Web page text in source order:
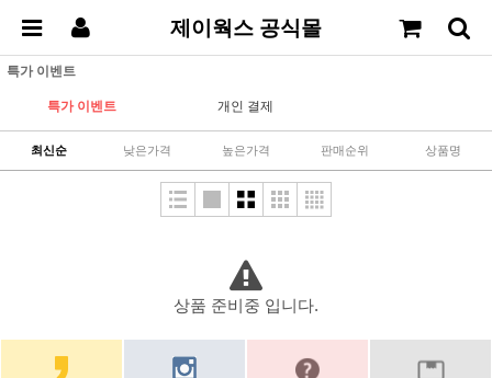
제이웍스 공식몰
특가 이벤트
특가 이벤트 개인 결제
최신순 낮은가격 높은가격 판매순위 상품명
상품 준비중 입니다.